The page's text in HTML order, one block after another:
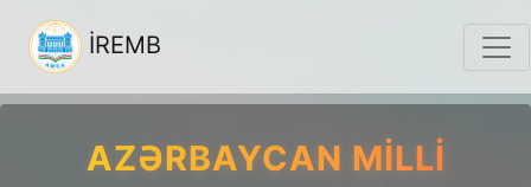
İREMB
AZƏRBAYCAN MILLI